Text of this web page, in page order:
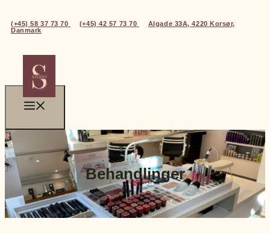
(+45) 58 37 73 70 (+45) 42 57 73 70
Algade 33A, 4220 Korsør,
Danmark
Behandlinger